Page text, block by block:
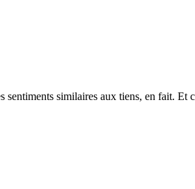
sentiments similaires aux tiens, en fait.